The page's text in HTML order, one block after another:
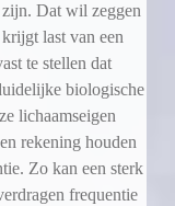
Dat wil zeggen
last van een
te stellen dat
biologische
lichaamseigen
rekening houden
Zo kan een sterk
frequentie